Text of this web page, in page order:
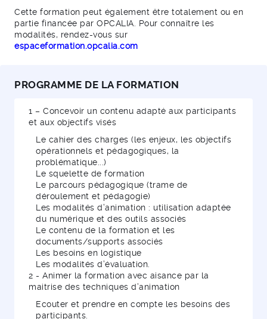
Cette formation peut également être totalement ou en
partie financée par OPCALIA. Pour connaître les
modalités, rendez-vous sur
espaceformation.opcalia.com
PROGRAMME DE LA FORMATION
1 – Concevoir un contenu adapté aux participants
et aux objectifs visés
Le cahier des charges (les enjeux, les objectifs
opérationnels et pédagogiques, la
problématique...)
Le squelette de formation
Le parcours pédagogique (trame de
déroulement et pédagogie)
Les modalités d’animation : utilisation adaptée
du numérique et des outils associés
Le contenu de la formation et les
documents/supports associés
Les besoins en logistique
Les modalités d’évaluation.
2 - Animer la formation avec aisance par la
maitrise des techniques d’animation
Ecouter et prendre en compte les besoins des
participants.